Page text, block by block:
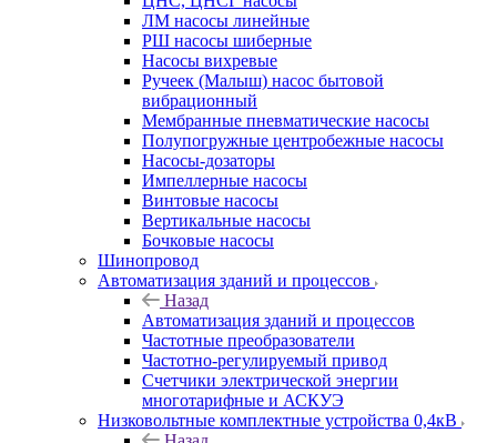
ЛМ насосы линейные
РШ насосы шиберные
Насосы вихревые
Ручеек (Малыш) насос бытовой
вибрационный
Мембранные пневматические насосы
Полупогружные центробежные насосы
Насосы-дозаторы
Импеллерные насосы
Винтовые насосы
Вертикальные насосы
Бочковые насосы
Шинопровод
Автоматизация зданий и процессов
Назад
Автоматизация зданий и процессов
Частотные преобразователи
Частотно-регулируемый привод
Счетчики электрической энергии
многотарифные и АСКУЭ
Низковольтные комплектные устройства 0,4кВ